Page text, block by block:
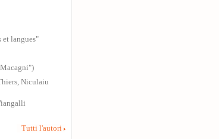
et langues"
Niculaiu
Tutti l'autori